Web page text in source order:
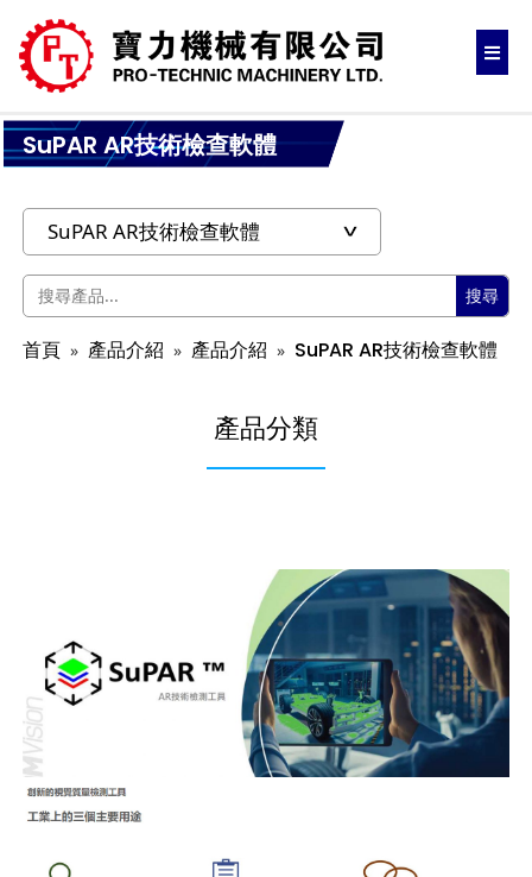
SuPAR AR技術檢查軟體
搜尋
首頁 產品介紹 產品介紹 SuPAR AR技術檢查軟體
產品分類